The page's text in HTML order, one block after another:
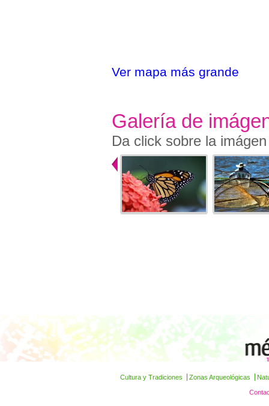
Ver mapa más grande
Galería de
Da click sobre la
Cultura y Tradiciones Zonas Arqueológicas